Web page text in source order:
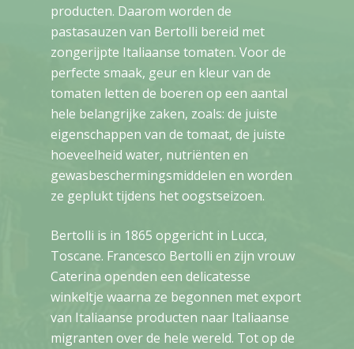
producten. Daarom worden de
pastasauzen van Bertolli bereid met
zongerijpte Italiaanse tomaten. Voor de
perfecte smaak, geur en kleur van de
tomaten letten de boeren op een aantal
hele belangrijke zaken, zoals: de juiste
eigenschappen van de tomaat, de juiste
hoeveelheid water, nutriënten en
gewasbeschermingsmiddelen en worden
ze geplukt tijdens het oogstseizoen.
Bertolli is in 1865 opgericht in Lucca,
Toscane. Francesco Bertolli en zijn vrouw
Caterina openden een delicatesse
winkeltje waarna ze begonnen met export
van Italiaanse producten naar Italiaanse
migranten over de hele wereld. Tot op de